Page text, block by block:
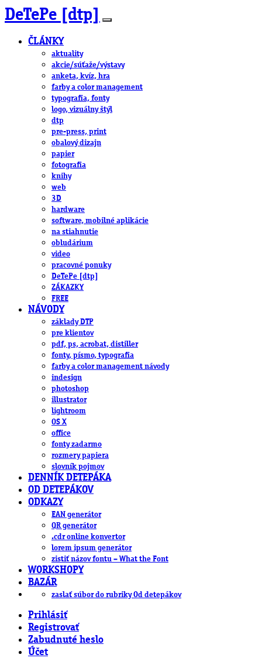
DeTePe [dtp]
ČLÁNKY
aktuality
akcie/súťaže/výstavy
anketa, kvíz, hra
farby a color management
typografia, fonty
logo, vizuálny štýl
dtp
pre-press, print
obalový dizajn
papier
fotografia
knihy
web
3D
hardware
software, mobilné aplikácie
na stiahnutie
obludárium
video
pracovné ponuky
DeTePe [dtp]
ZÁKAZKY
FREE
NÁVODY
základy DTP
pre klientov
pdf, ps, acrobat, distiller
fonty, písmo, typografia
farby a color management návody
indesign
photoshop
illustrator
lightroom
OS X
office
fonty zadarmo
rozmery papiera
slovník pojmov
DENNÍK DETEPÁKA
OD DETEPÁKOV
ODKAZY
EAN generátor
QR generátor
.cdr online konvertor
lorem ipsum generátor
zistiť názov fontu – What the Font
WORKSHOPY
BAZÁR
zaslať súbor do rubriky Od detepákov
Prihlásiť
Registrovať
Zabudnuté heslo
Účet